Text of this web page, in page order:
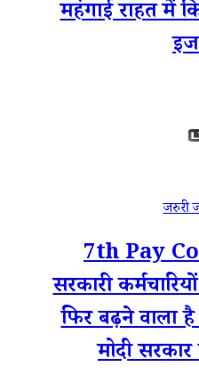
महंगाई राहत में
जरुरी
7th Pay
सरकारी
फिर बढ़ने वाला
मोदी